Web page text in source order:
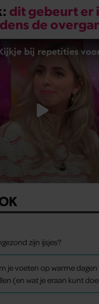
dit gebeurt er
de
zijn ijsjes?
je voeten op warme dagen
(en wat je eraan kunt